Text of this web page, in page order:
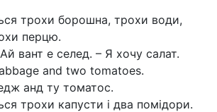
трохи борошна, трохи води,
перцю.
вант е селед. – Я хочу салат.
and two tomatoes.
анд ту томатос.
трохи капусти і два помідори.